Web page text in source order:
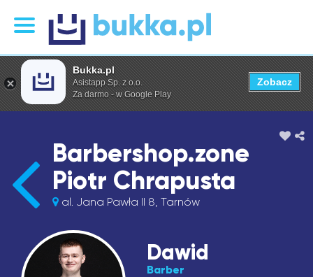
Barbershop.zone
Piotr Chrapusta
al. Jana Pawła II 8, Tarnów
Dawid
Barber
Bukka.pl
Asistapp Sp. z o.o.
Za darmo - w Google Play
Zobacz